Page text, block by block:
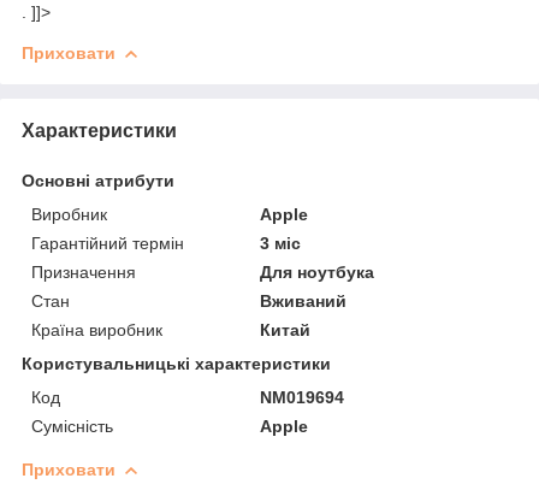
. ]]>
Приховати
Характеристики
Основні атрибути
Виробник
Apple
Гарантійний термін
3 міс
Призначення
Для ноутбука
Стан
Вживаний
Країна виробник
Китай
Користувальницькі характеристики
Код
NM019694
Сумісність
Apple
Приховати